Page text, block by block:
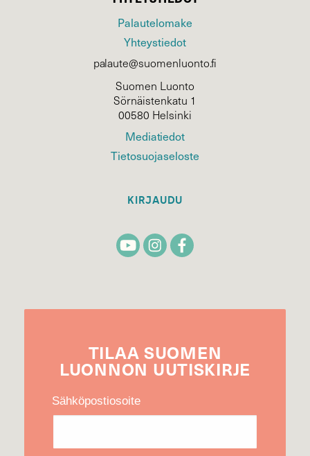
Palautelomake
Yhteystiedot
palaute@suomenluonto.fi
Suomen Luonto
Sörnäistenkatu 1
00580 Helsinki
Mediatiedot
Tietosuojaseloste
KIRJAUDU
TILAA SUOMEN
LUONNON UUTIS­KIRJE
Sähköpostiosoite